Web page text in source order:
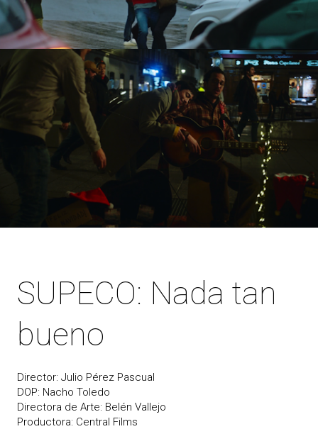
SUPECO: Nada tan
bueno
Director: Julio Pérez Pascual
DOP: Nacho Toledo
Directora de Arte: Belén Vallejo
Productora: Central Films